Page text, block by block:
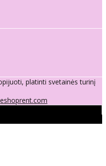
platinti svetainės turinį
eshoprent.com